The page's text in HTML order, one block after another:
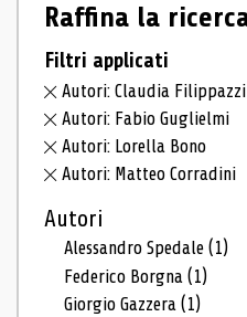
Raffina la
Filtri applicati
Autori: Claudia Filippazzi
Autori: Fabio Guglielmi
Autori: Lorella Bono
Autori: Matteo Corradini
Autori
Alessandro Spedale(1)
Federico Borgna(1)
Giorgio Gazzera(1)